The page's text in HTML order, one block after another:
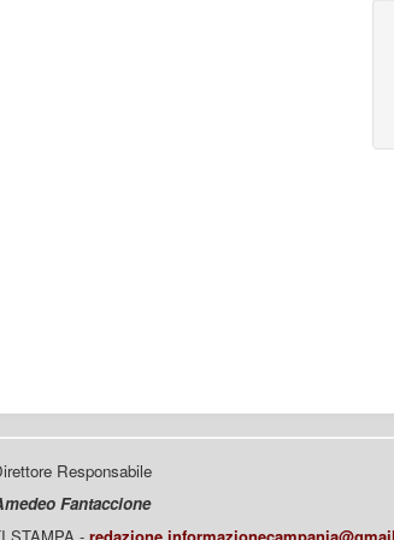
Responsabile
Fantaccione